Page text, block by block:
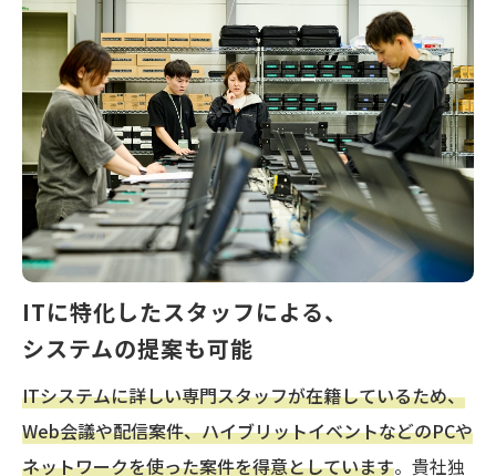
ITに特化したスタッフによる、
システムの提案も可能
ITシステムに詳しい専門スタッフが在籍しているため、
Web会議や配信案件、ハイブリットイベントなどのPCや
ネットワークを使った案件を得意としています。貴社独